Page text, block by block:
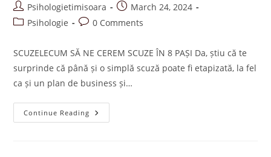
Post
author:
Psihologietimisoara
Post
published:
March 24, 2024
PostPsihologie
Post0 Comments
SCUZELECUM SĂ NE CEREM SCUZE ÎN 8 PAȘI Da, știu că te
surprinde că până și o simplă scuză poate fi etapizată, la fel
ca și un plan de business și…
Continue Reading Scuzele
–